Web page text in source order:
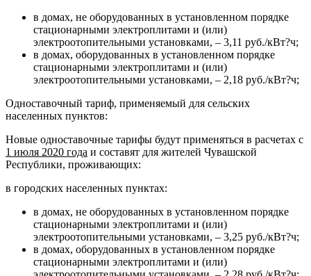
в домах, не оборудованных в установленном порядке
стационарными электроплитами и (или)
электроотопительными установками, – 3,11 руб./кВт?ч;
в домах, оборудованных в установленном порядке
стационарными электроплитами и (или)
электроотопительными установками, – 2,18 руб./кВт?ч;
Одноставочный тариф, применяемый для сельских
населенных пунктов:
Новые одноставочные тарифы будут применяться в расчетах с
1 июля 2020 года и составят для жителей Чувашской
Республики, проживающих:
в городских населенных пунктах:
в домах, не оборудованных в установленном порядке
стационарными электроплитами и (или)
электроотопительными установками, – 3,25 руб./кВт?ч;
в домах, оборудованных в установленном порядке
стационарными электроплитами и (или)